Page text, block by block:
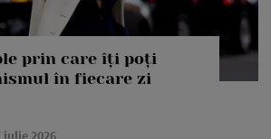
prin care îți poți
în fiecare zi
iulie 2026